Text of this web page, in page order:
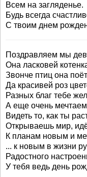
Всем на загляденье.
Будь всегда
С твоим днем
Поздравляем мы
Она ласковей
Звонче птиц она поёт
Да красивей роз
Разных благ тебе
А еще очень мечтаем
Видеть то, как ты
Открываешь мир,
К планам новым и
... к новым в жизни
Радостного
У тебя ведь день